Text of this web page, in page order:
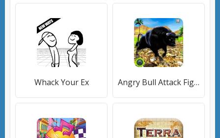
Whack Your Ex Angry Bull Attack Fight Games